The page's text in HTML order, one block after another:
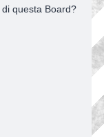
questa Board?